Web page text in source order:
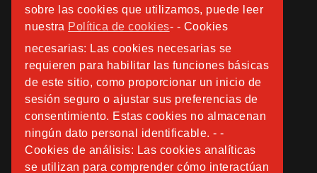
sobre las cookies que utilizamos, puede leer
nuestra Política de cookies- - Cookies
necesarias: Las cookies necesarias se
requieren para habilitar las funciones básicas
de este sitio, como proporcionar un inicio de
sesión seguro o ajustar sus preferencias de
consentimiento. Estas cookies no almacenan
ningún dato personal identificable. - -
Cookies de análisis: Las cookies analíticas
se utilizan para comprender cómo interactúan